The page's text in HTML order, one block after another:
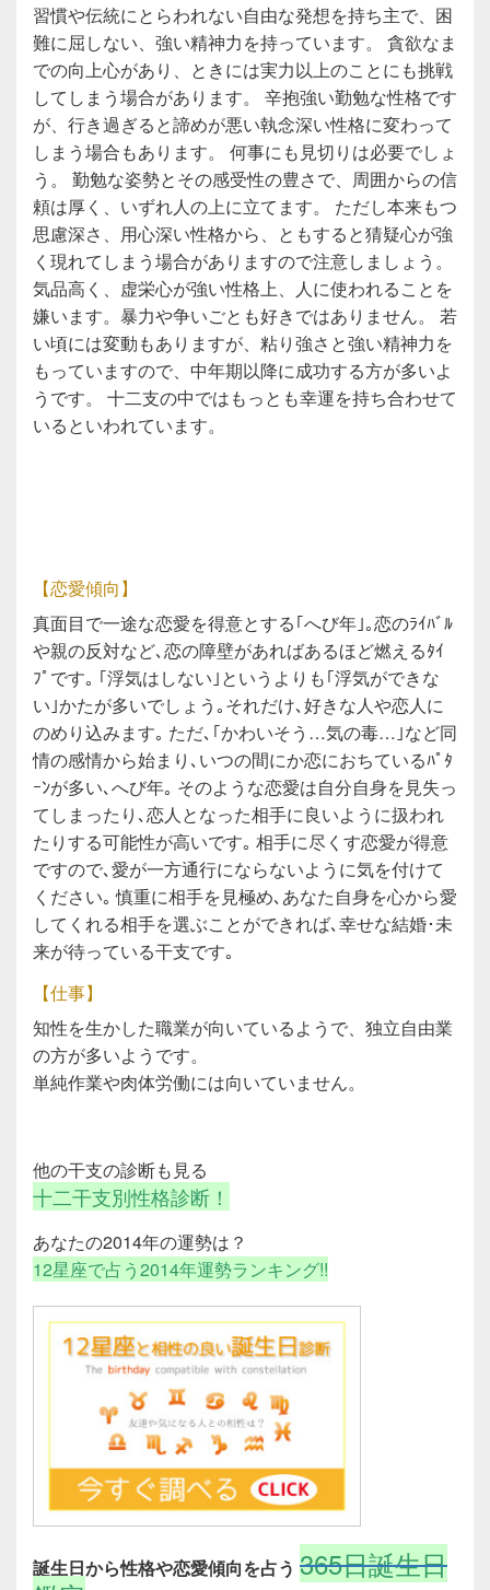
習慣や伝統にとらわれない自由な発想を持ち主で、困
難に屈しない、強い精神力を持っています。 貪欲なま
での向上心があり、ときには実力以上のことにも挑戦
してしまう場合があります。 辛抱強い勤勉な性格です
が、行き過ぎると諦めが悪い執念深い性格に変わって
しまう場合もあります。 何事にも見切りは必要でしょ
う。 勤勉な姿勢とその感受性の豊さで、周囲からの信
頼は厚く、いずれ人の上に立てます。 ただし本来もつ
思慮深さ、用心深い性格から、ともすると猜疑心が強
く現れてしまう場合がありますので注意しましょう。
気品高く、虚栄心が強い性格上、人に使われることを
嫌います。暴力や争いごとも好きではありません。 若
い頃には変動もありますが、粘り強さと強い精神力を
もっていますので、中年期以降に成功する方が多いよ
うです。 十二支の中ではもっとも幸運を持ち合わせて
いるといわれています。
【恋愛傾向】
真面目で一途な恋愛を得意とする｢へび年｣｡恋のﾗｲﾊﾞﾙ
や親の反対など､恋の障壁があればあるほど燃えるﾀｲ
ﾌﾟです｡ ｢浮気はしない｣というよりも｢浮気ができな
い｣かたが多いでしょう｡それだけ､好きな人や恋人に
のめり込みます｡ ただ､｢かわいそう…気の毒…｣など同
情の感情から始まり､いつの間にか恋におちているﾊﾟﾀ
ｰﾝが多い､へび年｡ そのような恋愛は自分自身を見失っ
てしまったり､恋人となった相手に良いように扱われ
たりする可能性が高いです｡ 相手に尽くす恋愛が得意
ですので､愛が一方通行にならないように気を付けて
ください｡ 慎重に相手を見極め､あなた自身を心から愛
してくれる相手を選ぶことができれば､幸せな結婚･未
来が待っている干支です｡
【仕事】
知性を生かした職業が向いているようで、独立自由業
の方が多いようです。
単純作業や肉体労働には向いていません。
他の干支の診断も見る
十二干支別性格診断！
あなたの2014年の運勢は？
12星座で占う2014年運勢ランキング!!
誕生日から性格や恋愛傾向を占う 365日誕生日